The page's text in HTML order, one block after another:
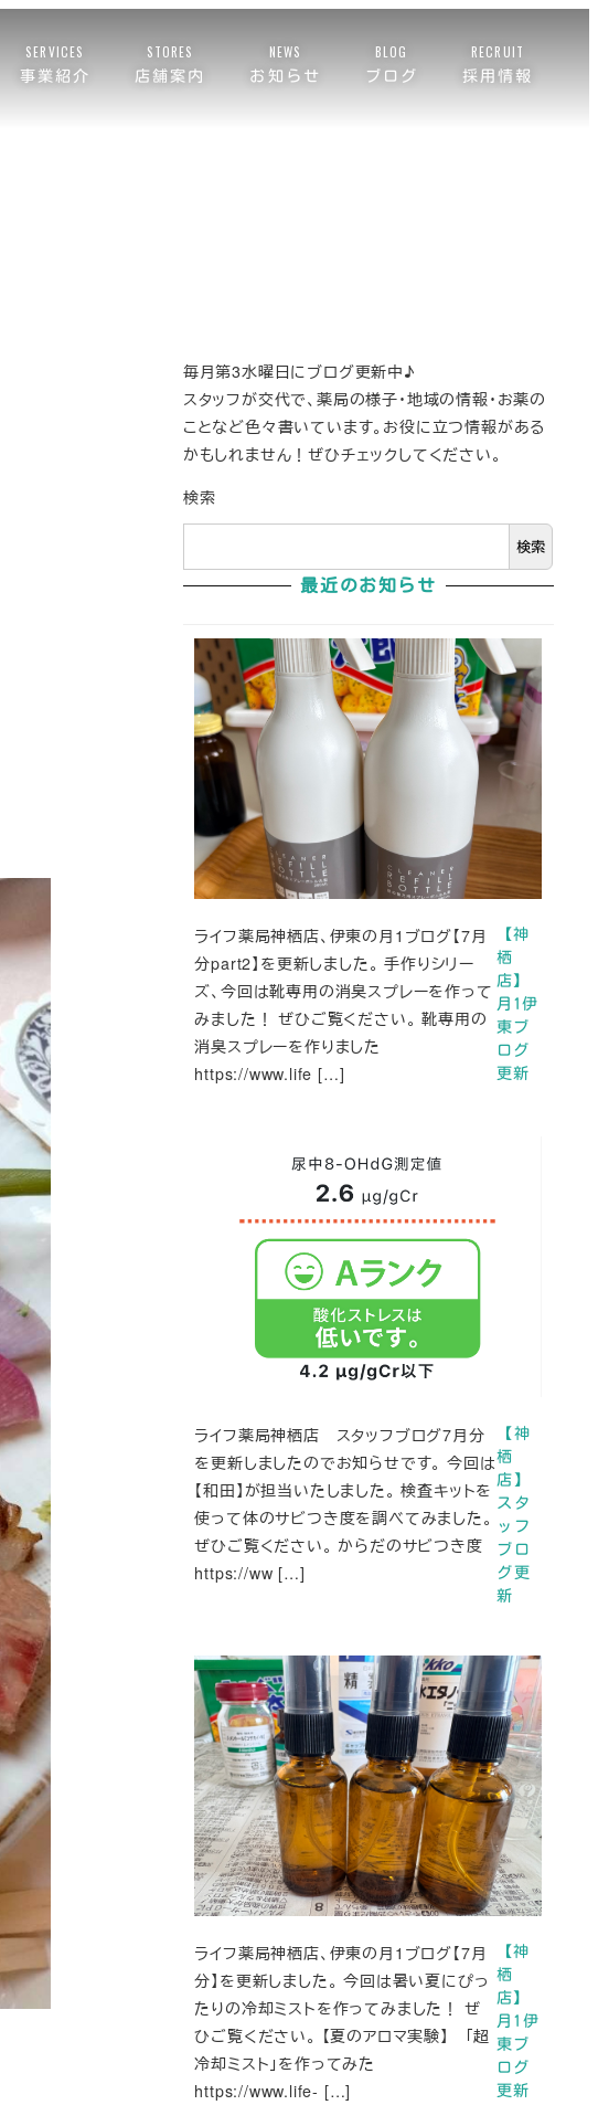
SERVICES
事業紹介
STORES
店舗案内
NEWS
お知らせ
BLOG
ブログ
RECRUIT
採用情報
毎月第3水曜日にブログ更新中♪
スタッフが交代で、薬局の様子・地域の情報・お薬の
ことなど色々書いています。お役に立つ情報がある
かもしれません！ぜひチェックしてください。
検索
検索
最近のお知らせ
【神
栖
店】
月1伊
東ブ
ログ
更新
ライフ薬局神栖店、伊東の月1ブログ【7月
分part2】を更新しました。 手作りシリー
ズ、今回は靴専用の消臭スプレーを作って
みました！ ぜひご覧ください。 靴専用の
消臭スプレーを作りました
https://www.life […]
【神
栖
店】
スタ
ッフ
ブロ
グ更
新
ライフ薬局神栖店 スタッフブログ7月分
を更新しましたのでお知らせです。 今回は
【和田】が担当いたしました。 検査キットを
使って体のサビつき度を調べてみました。
ぜひご覧ください。 からだのサビつき度
https://ww […]
【神
栖
店】
月1伊
東ブ
ログ
更新
ライフ薬局神栖店、伊東の月1ブログ【7月
分】を更新しました。 今回は暑い夏にぴっ
たりの冷却ミストを作ってみました！ ぜ
ひご覧ください。 【夏のアロマ実験】 「超
冷却ミスト」を作ってみた
https://www.life- […]